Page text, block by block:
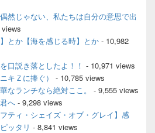
然じゃない、私たちは自分の意思で出
とか【海を感じる時】とか - 10,982
口説き落としたよ！！ - 10,971 views
キＺに捧ぐ）
- 10,785 views
ランチなら絶対ここ。
- 9,555 views
へ - 9,298 views
ティ・シェイズ・オブ・グレイ】感
ッタリ - 8,841 views